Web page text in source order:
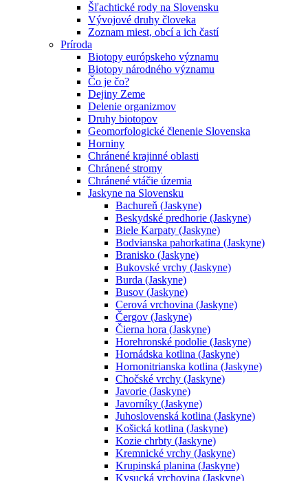
Šľachtické rody na Slovensku
Vývojové druhy človeka
Zoznam miest, obcí a ich častí
Príroda
Biotopy európskeho významu
Biotopy národného významu
Čo je čo?
Dejiny Zeme
Delenie organizmov
Druhy biotopov
Geomorfologické členenie Slovenska
Horniny
Chránené krajinné oblasti
Chránené stromy
Chránené vtáčie územia
Jaskyne na Slovensku
Bachureň (Jaskyne)
Beskydské predhorie (Jaskyne)
Biele Karpaty (Jaskyne)
Bodvianska pahorkatina (Jaskyne)
Branisko (Jaskyne)
Bukovské vrchy (Jaskyne)
Burda (Jaskyne)
Busov (Jaskyne)
Cerová vrchovina (Jaskyne)
Čergov (Jaskyne)
Čierna hora (Jaskyne)
Horehronské podolie (Jaskyne)
Hornádska kotlina (Jaskyne)
Hornonitrianska kotlina (Jaskyne)
Chočské vrchy (Jaskyne)
Javorie (Jaskyne)
Javorníky (Jaskyne)
Juhoslovenská kotlina (Jaskyne)
Košická kotlina (Jaskyne)
Kozie chrbty (Jaskyne)
Kremnické vrchy (Jaskyne)
Krupinská planina (Jaskyne)
Kysucká vrchovina (Jaskyne)